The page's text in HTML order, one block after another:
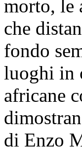
morto, le
che
fondo
luoghi in
africane
di Enzo